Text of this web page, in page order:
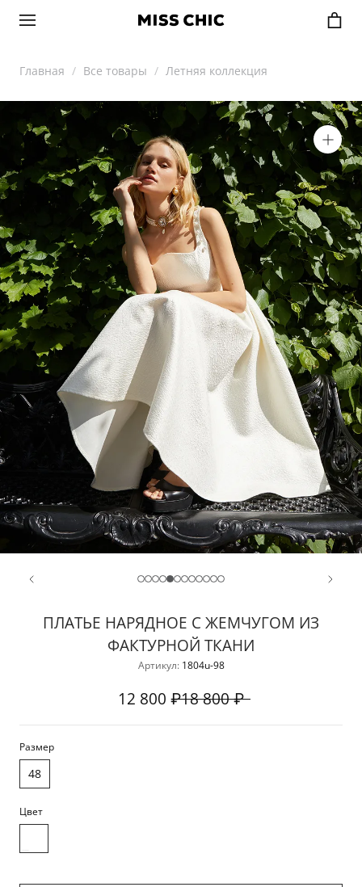
Главная Все товары Летняя коллекция
ПЛАТЬЕ НАРЯДНОЕ С ЖЕМЧУГОМ ИЗ
ФАКТУРНОЙ ТКАНИ
Артикул: 1804u-98
12 800 ₽18 800 ₽
Размер
48
Цвет